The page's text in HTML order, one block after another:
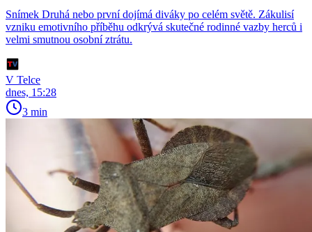
Snímek Druhá nebo první dojímá diváky po celém světě. Zákulisí
vzniku emotivního příběhu odkrývá skutečné rodinné vazby herců i
velmi smutnou osobní ztrátu.
V Telce
dnes, 15:28
3 min